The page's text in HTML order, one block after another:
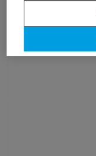
Punta TX con